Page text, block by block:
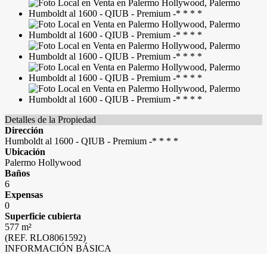
Detalles de la Propiedad
Dirección
Humboldt al 1600 - QIUB - Premium -* * * *
Ubicación
Palermo Hollywood
Baños
6
Expensas
0
Superficie cubierta
577 m²
(REF. RLO8061592)
INFORMACIÓN BÁSICA